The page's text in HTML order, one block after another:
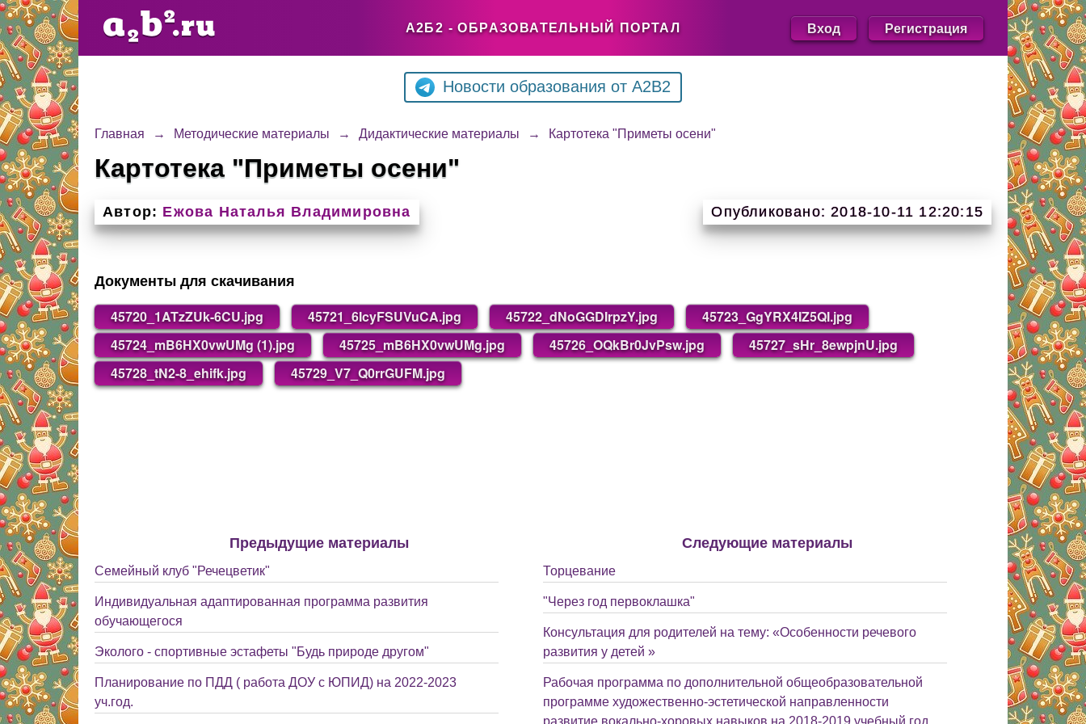
А2Б2 - ОБРАЗОВАТЕЛЬНЫЙ ПОРТАЛ Вход Регистрация
Новости образования от A2B2
Главная → Методические материалы → Дидактические материалы → Картотека "Приметы осени"
Картотека "Приметы осени"
Автор: Ежова Наталья Владимировна Опубликовано: 2018-10-11 12:20:15
Документы для скачивания
45720_1ATzZUk-6CU.jpg 45721_6IcyFSUVuCA.jpg 45722_dNoGGDIrpzY.jpg
45723_GgYRX4IZ5QI.jpg
45724_mB6HX0vwUMg (1).jpg
45725_mB6HX0vwUMg.jpg 45726_OQkBr0JvPsw.jpg
45727_sHr_8ewpjnU.jpg
45728_tN2-8_ehifk.jpg
45729_V7_Q0rrGUFM.jpg
Предыдущие материалы
Семейный клуб "Речецветик"
Индивидуальная адаптированная программа развития
обучающегося
Эколого - спортивные эстафеты "Будь природе другом"
Планирование по ПДД ( работа ДОУ с ЮПИД) на 2022-2023
уч.год.
Следующие материалы
Торцевание
"Через год первоклашка"
Консультация для родителей на тему: «Особенности речевого
развития у детей »
Рабочая программа по дополнительной общеобразовательной
программе художественно-эстетической направленности
развитие вокально-хоровых навыков на 2018-2019 учебный год